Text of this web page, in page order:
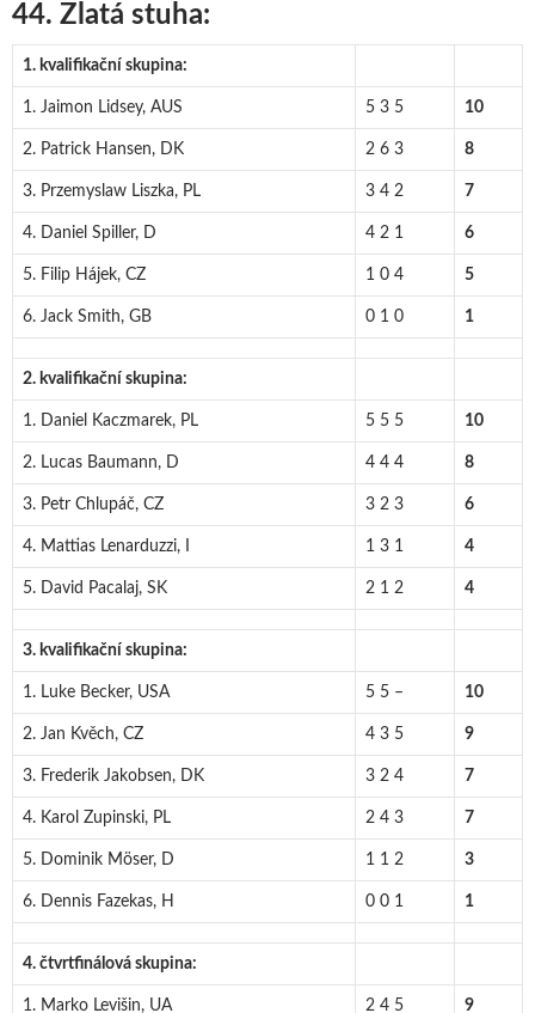
44. Zlatá stuha:
1. kvalifikační skupina:
1. Jaimon Lidsey, AUS 5 3 5 10
2. Patrick Hansen, DK 2 6 3 8
3. Przemyslaw Liszka, PL 3 4 2 7
4. Daniel Spiller, D 4 2 1 6
5. Filip Hájek, CZ 1 0 4 5
6. Jack Smith, GB 0 1 0 1
2. kvalifikační skupina:
1. Daniel Kaczmarek, PL 5 5 5 10
2. Lucas Baumann, D 4 4 4 8
3. Petr Chlupáč, CZ 3 2 3 6
4. Mattias Lenarduzzi, I 1 3 1 4
5. David Pacalaj, SK 2 1 2 4
3. kvalifikační skupina:
1. Luke Becker, USA 5 5 – 10
2. Jan Kvěch, CZ 4 3 5 9
3. Frederik Jakobsen, DK 3 2 4 7
4. Karol Zupinski, PL 2 4 3 7
5. Dominik Möser, D 1 1 2 3
6. Dennis Fazekas, H 0 0 1 1
4. čtvrtfinálová skupina:
1. Marko Levišin, UA 2 4 5 9